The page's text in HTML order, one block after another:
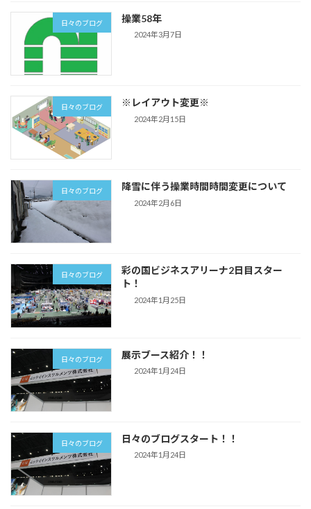
日々のブログ 操業58年
2024年3月7日
日々のブログ ※レイアウト変更※
2024年2月15日
日々のブログ 降雪に伴う操業時間時間変更について
2024年2月6日
日々のブログ
彩の国ビジネスアリーナ2日目スター
ト！
2024年1月25日
日々のブログ 展示ブース紹介！！
2024年1月24日
日々のブログ 日々のブログスタート！！
2024年1月24日